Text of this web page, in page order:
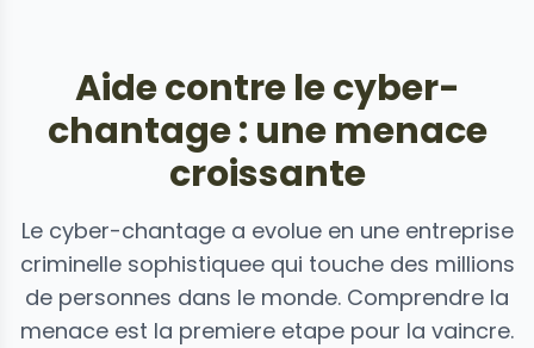
Aide contre le cyber-
chantage : une menace
croissante
Le cyber-chantage a evolue en une entreprise
criminelle sophistiquee qui touche des millions
de personnes dans le monde. Comprendre la
menace est la premiere etape pour la vaincre.